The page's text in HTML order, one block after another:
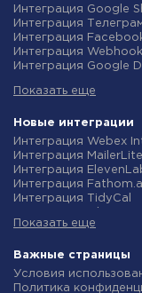
Интеграция Google
Интеграция
Интеграция
Интеграция
Интеграция Google
Интеграция Gmail
Интеграция Новая
Интеграция Binotel
Интеграция OpenAI
Интеграция Prom
Интеграция
Интеграция OLX
Интеграция TurboSMS
Интеграция SendPulse
Интеграция Stream
Интеграция Google
Показать еще
Новые интеграции
Интеграция Webex
Интеграция
Интеграция
Интеграция
Интеграция TidyCal
Интеграция Gist
Интеграция Straico
Интеграция Rows
Интеграция Firecrawl
Показать еще
Важные страницы
Условия
Политика